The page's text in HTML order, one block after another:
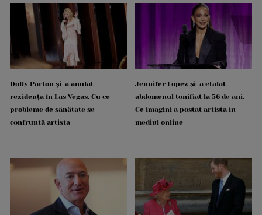
Dolly Parton și-a anulat
rezidența în Las Vegas. Cu ce
probleme de sănătate se
confruntă artista
Jennifer Lopez și-a etalat
abdomenul tonifiat la 56 de ani.
Ce imagini a postat artista în
mediul online